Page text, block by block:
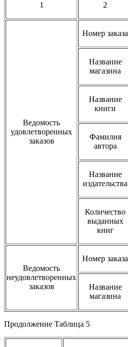
1 2
Ведомость
удовлетворенных
заказов
Номер заказа
Название
магазина
Название
книги
Фамилия
автора
Название
издательства
Количество
выданных
книг
Ведомость
неудовлетворенных
заказов
Номер заказа
Название
магазина
Продолжение Таблица 5